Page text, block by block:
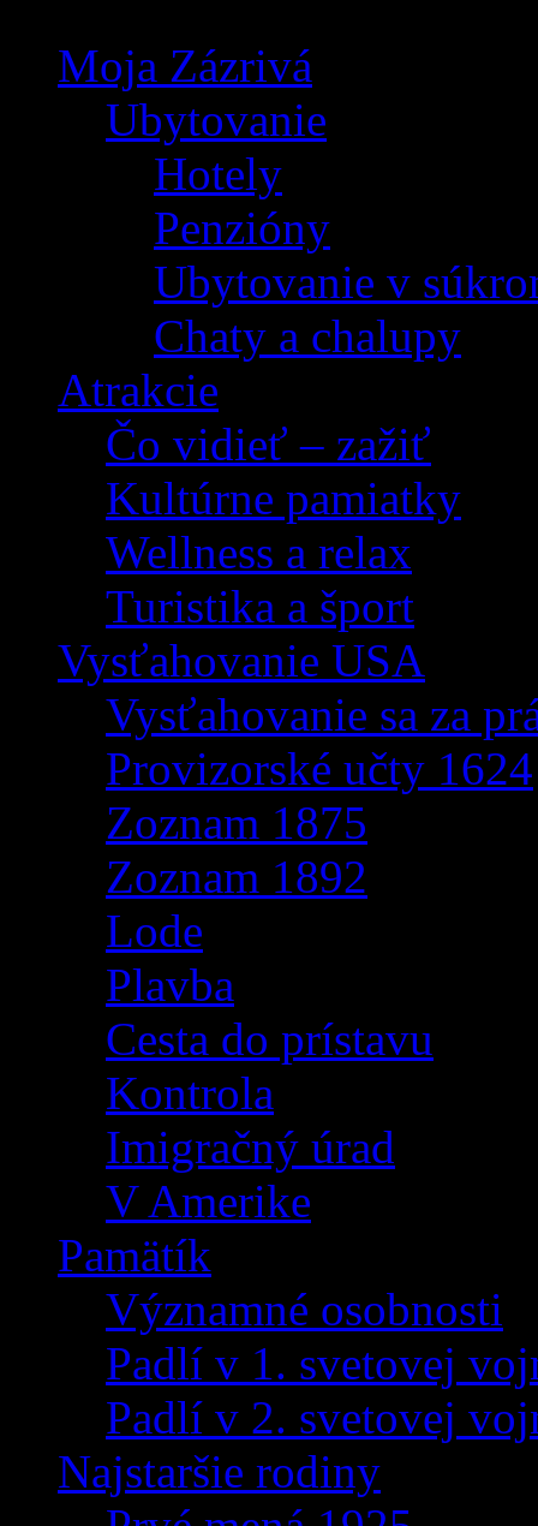
Moja Zázrivá
Ubytovanie
Hotely
Penzióny
Ubytovanie v
Chaty a chalupy
Atrakcie
Čo vidieť – zažiť
Kultúrne pamiatky
Wellness a relax
Turistika a šport
Vysťahovanie USA
Vysťahovanie sa za
Provizorské učty 1624
Zoznam 1875
Zoznam 1892
Lode
Plavba
Cesta do prístavu
Kontrola
Imigračný úrad
V Amerike
Pamätík
Významné osobnosti
Padlí v 1. svetovej
Padlí v 2. svetovej
Najstaršie rodiny